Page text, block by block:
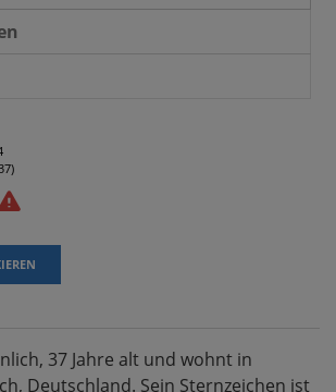
37 Jahre alt und wohnt in
Deutschland. Sein Sternzeichen ist